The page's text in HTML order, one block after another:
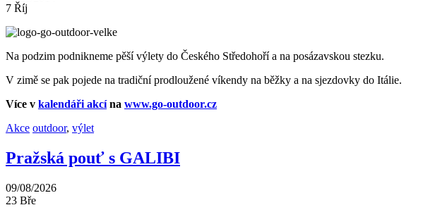
7 Říj
Na podzim podnikneme pěší výlety do Českého Středohoří a na posázavskou stezku.
V zimě se pak pojede na tradiční prodloužené víkendy na běžky a na sjezdovky do Itálie.
Více v kalendáři akcína www.go-outdoor.cz
Akce outdoor, výlet
Pražská pouť s GALIBI
09/08/2026
23 Bře